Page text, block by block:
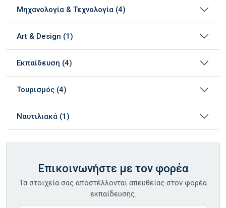
Μηχανολογία & Τεχνολογία (4)
Art & Design (1)
Εκπαίδευση (4)
Τουρισμός (4)
Ναυτιλιακά (1)
Επικοινωνήστε με τον φορέα
Τα στοιχεία σας αποστέλλονται απευθείας στον φορέα
εκπαίδευσης.